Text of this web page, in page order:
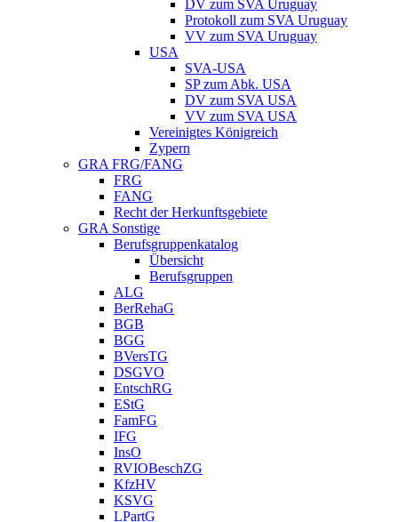
DV zum SVA Uruguay
Protokoll zum SVA Uruguay
VV zum SVA Uruguay
USA
SVA-USA
SP zum Abk. USA
DV zum SVA USA
VV zum SVA USA
Vereinigtes Königreich
Zypern
GRA FRG/FANG
FRG
FANG
Recht der Herkunftsgebiete
GRA Sonstige
Berufsgruppenkatalog
Übersicht
Berufsgruppen
ALG
BerRehaG
BGB
BGG
BVersTG
DSGVO
EntschRG
EStG
FamFG
IFG
InsO
RVIOBeschZG
KfzHV
KSVG
LPartG